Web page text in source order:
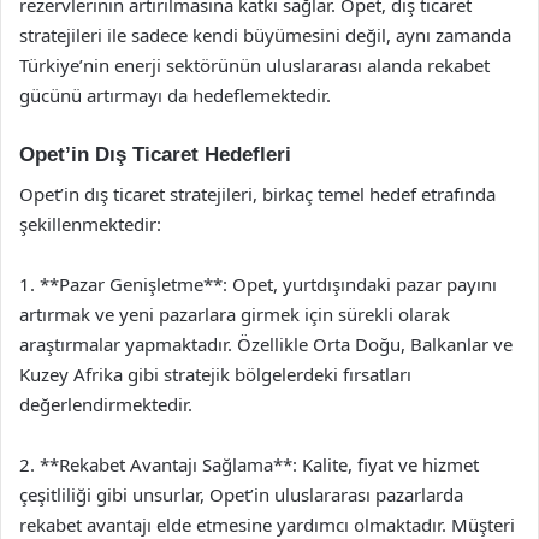
rezervlerinin artırılmasına katkı sağlar. Opet, dış ticaret
stratejileri ile sadece kendi büyümesini değil, aynı zamanda
Türkiye’nin enerji sektörünün uluslararası alanda rekabet
gücünü artırmayı da hedeflemektedir.
Opet’in Dış Ticaret Hedefleri
Opet’in dış ticaret stratejileri, birkaç temel hedef etrafında
şekillenmektedir:
1. **Pazar Genişletme**: Opet, yurtdışındaki pazar payını
artırmak ve yeni pazarlara girmek için sürekli olarak
araştırmalar yapmaktadır. Özellikle Orta Doğu, Balkanlar ve
Kuzey Afrika gibi stratejik bölgelerdeki fırsatları
değerlendirmektedir.
2. **Rekabet Avantajı Sağlama**: Kalite, fiyat ve hizmet
çeşitliliği gibi unsurlar, Opet’in uluslararası pazarlarda
rekabet avantajı elde etmesine yardımcı olmaktadır. Müşteri